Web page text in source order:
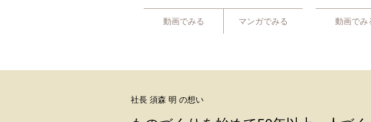
動画でみる マンガでみる 動画でみ
社長 須森 明 の想い